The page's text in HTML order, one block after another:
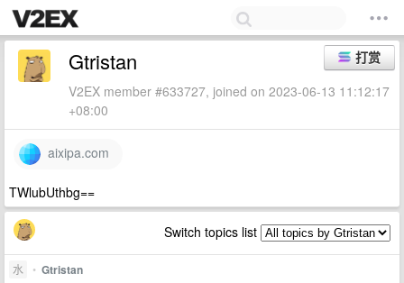
打赏
Gtristan
V2EX member #633727, joined on 2023-06-13 11:12:17
+08:00
aixipa.com
TWlubUthbg==
Switch topics list
水 • Gtristan